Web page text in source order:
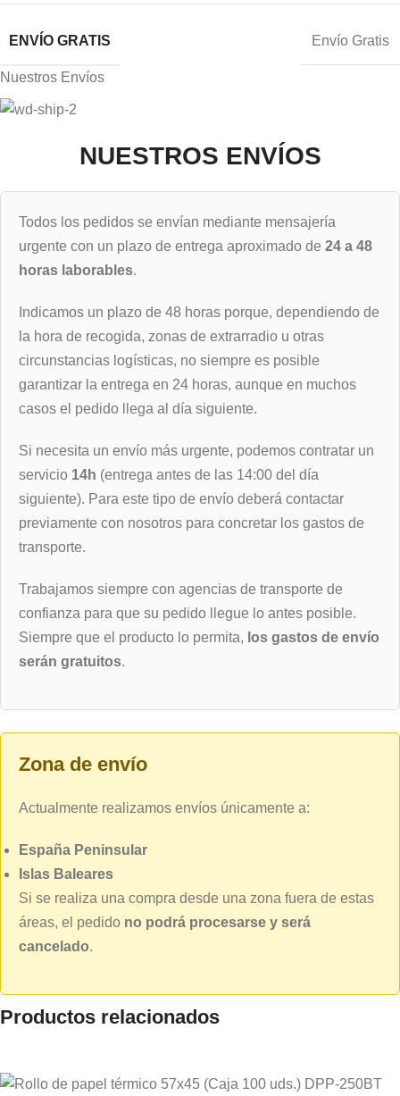
ENVÍO GRATIS Envío Gratis
Nuestros Envíos
NUESTROS ENVÍOS
Todos los pedidos se envían mediante mensajería
urgente con un plazo de entrega aproximado de 24 a 48
horas laborables.
Indicamos un plazo de 48 horas porque, dependiendo de
la hora de recogida, zonas de extrarradio u otras
circunstancias logísticas, no siempre es posible
garantizar la entrega en 24 horas, aunque en muchos
casos el pedido llega al día siguiente.
Si necesita un envío más urgente, podemos contratar un
servicio 14h (entrega antes de las 14:00 del día
siguiente). Para este tipo de envío deberá contactar
previamente con nosotros para concretar los gastos de
transporte.
Trabajamos siempre con agencias de transporte de
confianza para que su pedido llegue lo antes posible.
Siempre que el producto lo permita, los gastos de envío
serán gratuitos.
Zona de envío
Actualmente realizamos envíos únicamente a:
España Peninsular
Islas Baleares
Si se realiza una compra desde una zona fuera de estas
áreas, el pedido no podrá procesarse y será
cancelado.
Productos relacionados